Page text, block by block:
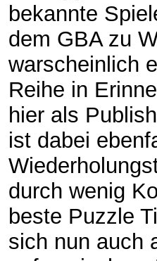
bekannte
dem GBA zu
warscheinlich
Reihe in
hier als
ist dabei
durch wenig
beste Puzzle
sich nun auch